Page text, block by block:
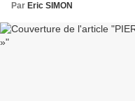
Par Eric SIMON